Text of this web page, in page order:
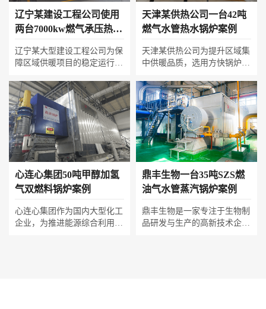
辽宁某建设工程公司使用
两台7000kw燃气承压热水
辽宁某大型建设工程公司为保
障区域供暖项目的稳定运行，
压热水锅炉作为核心热源。锅
炉采用高效冷凝技术与低氮燃
烧器，在实现超低排放的同时
保持超过100%的热效率。其
承压运行特性确保高温水稳定
输出，智能变频系统精准匹配
热网负荷变化，以卓越的可靠
性与节能性，为城市集中供热
项目提供强劲动力支撑。
天津某供热公司一台42吨
燃气水管热水锅炉案例
天津某供热公司为提升区域集
中供暖品质，选用方快锅炉一
该锅炉采用高效水管结构，热
效率优异、低氮排放满足天津
环保标准，搭配智能控制系
统，运行稳定、节能降耗。投
用后，设备持续稳定输出热
能，高效保障辖区冬季供暖，
实现清洁供热与高效运营双
赢。
心连心集团50吨甲醇加氢
气双燃料锅炉案例
心连心集团作为国内大型化工
企业，为推进能源综合利用，
鼎丰生物一台35吨SZS燃
油气水管蒸汽锅炉案例
鼎丰生物是一家专注于生物制
品研发与生产的高新技术企